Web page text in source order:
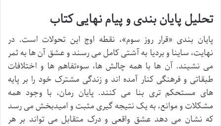
تحلیل پایان بندی و پیام نهایی کتاب
پایان بندی «قرار روز سوم»، نقطه اوج این تحولات است. در
نهایت، ساینا و بردیا به آشتی کامل می رسند و عشق آن ها به ثمر
می نشیند. آن ها با همه چالش ها، سوءتفاهم ها و اختلافات
طبقاتی و فرهنگی کنار آمده اند و زندگی مشترک خود را بر پایه
های مستحکم تری بنا می کنند. پایان رمان، با وجود همه
مشکلات و موانع، به یک نتیجه گیری مثبت و امیدبخش می رسد
که نشان می دهد عشق واقعی و درک متقابل می تواند بر هر